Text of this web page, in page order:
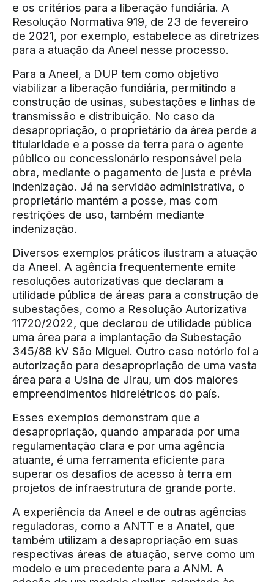
e os critérios para a liberação fundiária. A
Resolução Normativa 919, de 23 de fevereiro
de 2021, por exemplo, estabelece as diretrizes
para a atuação da Aneel nesse processo.
Para a Aneel, a DUP tem como objetivo
viabilizar a liberação fundiária, permitindo a
construção de usinas, subestações e linhas de
transmissão e distribuição. No caso da
desapropriação, o proprietário da área perde a
titularidade e a posse da terra para o agente
público ou concessionário responsável pela
obra, mediante o pagamento de justa e prévia
indenização. Já na servidão administrativa, o
proprietário mantém a posse, mas com
restrições de uso, também mediante
indenização.
Diversos exemplos práticos ilustram a atuação
da Aneel. A agência frequentemente emite
resoluções autorizativas que declaram a
utilidade pública de áreas para a construção de
subestações, como a Resolução Autorizativa
11720/2022, que declarou de utilidade pública
uma área para a implantação da Subestação
345/88 kV São Miguel. Outro caso notório foi a
autorização para desapropriação de uma vasta
área para a Usina de Jirau, um dos maiores
empreendimentos hidrelétricos do país.
Esses exemplos demonstram que a
desapropriação, quando amparada por uma
regulamentação clara e por uma agência
atuante, é uma ferramenta eficiente para
superar os desafios de acesso à terra em
projetos de infraestrutura de grande porte.
A experiência da Aneel e de outras agências
reguladoras, como a ANTT e a Anatel, que
também utilizam a desapropriação em suas
respectivas áreas de atuação, serve como um
modelo e um precedente para a ANM. A